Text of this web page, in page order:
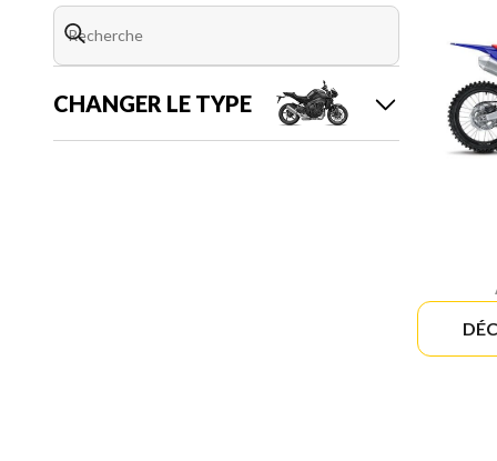
CHANGER LE TYPE